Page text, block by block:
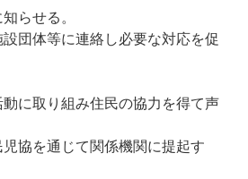
らせる。
団体等に連絡し必要な対応を促
に取り組み住民の協力を得て声
協を通じて関係機関に提起す